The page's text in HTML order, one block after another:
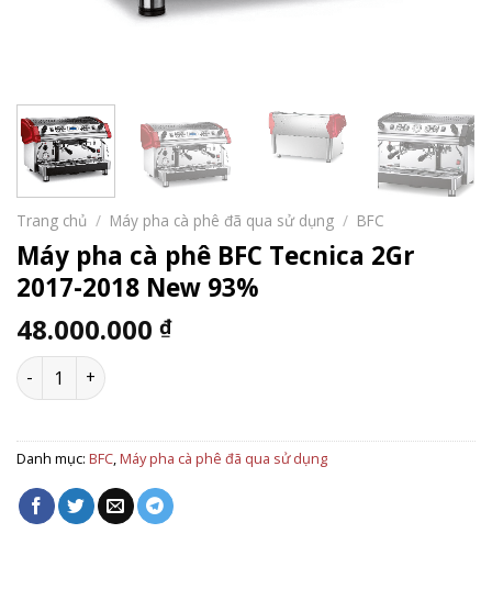
Trang chủ / Máy pha cà phê đã qua sử dụng / BFC
Máy pha cà phê BFC Tecnica 2Gr
2017-2018 New 93%
48.000.000 ₫
Máy pha cà phê BFC Tecnica 2Gr 2017-2018 New 93% số
Danh mục: BFC Máy pha cà phê đã qua sử dụng